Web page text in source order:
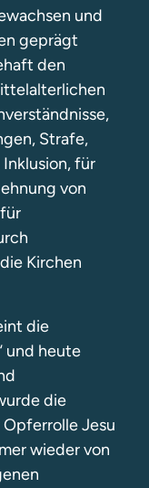
und
geprägt
den
Strafe,
für
von
Kirchen
die
und heute
die
Jesu
wieder von